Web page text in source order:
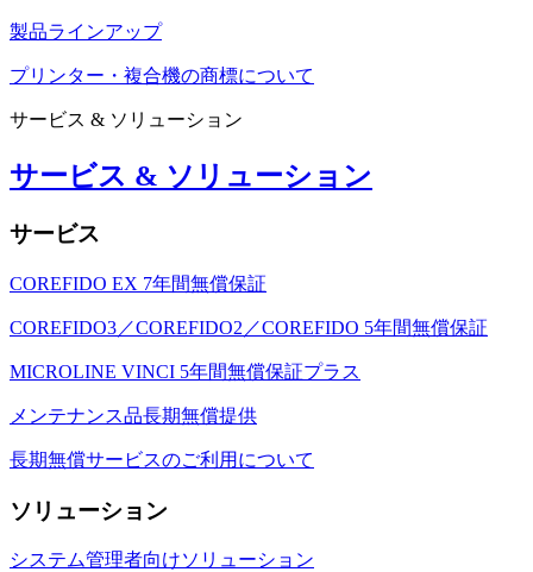
製品ラインアップ
プリンター・複合機の商標について
サービス & ソリューション
サービス & ソリューション
サービス
COREFIDO EX 7年間無償保証
COREFIDO3／COREFIDO2／COREFIDO 5年間無償保証
MICROLINE VINCI 5年間無償保証プラス
メンテナンス品長期無償提供
長期無償サービスのご利用について
ソリューション
システム管理者向けソリューション